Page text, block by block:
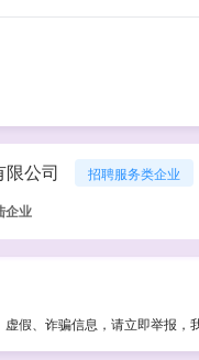
公司 招聘服务类企业
企业
假、诈骗信息，请立即举报，